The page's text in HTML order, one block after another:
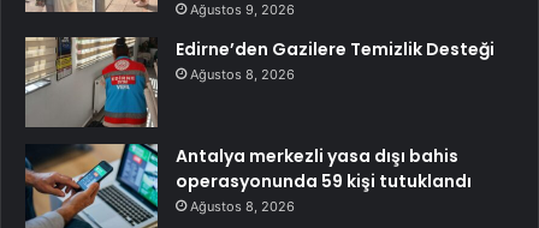
Ağustos 9, 2026
Edirne’den Gazilere Temizlik Desteği
Ağustos 8, 2026
Antalya merkezli yasa dışı bahis
operasyonunda 59 kişi tutuklandı
Ağustos 8, 2026